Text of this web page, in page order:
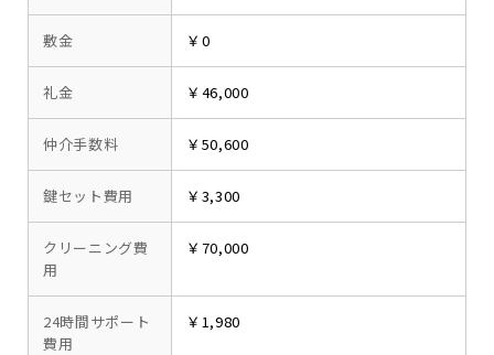
敷金 ￥0
礼金 ￥46,000
仲介手数料 ￥50,600
鍵セット費用 ￥3,300
クリーニング費
用
￥70,000
24時間サポート
費用
￥1,980